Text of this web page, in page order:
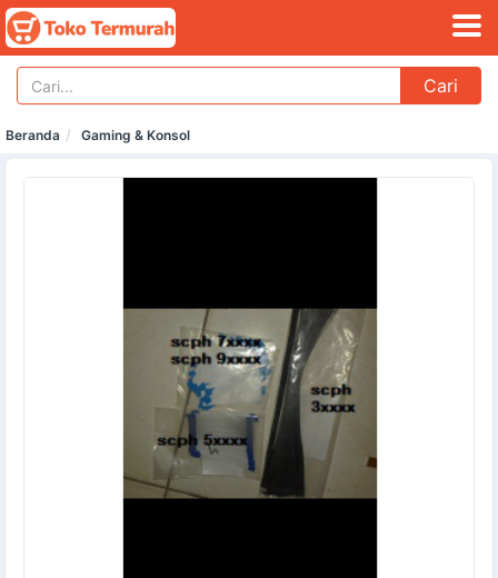
Cari
Beranda Gaming & Konsol